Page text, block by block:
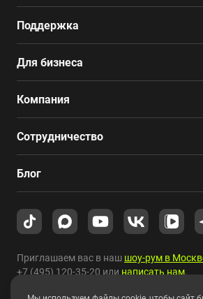
Поддержка
Для бизнеса
Компания
Сотрудничество
Блог
Приглашаем вас в наш шоу-рум в
+7 (495) 120-35-20илинаписать нам.